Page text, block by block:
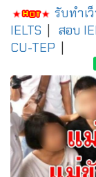
รับทำเ
IELTS
สอบ
CU-TEP